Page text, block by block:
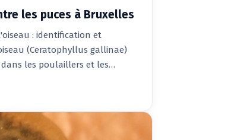
les puces à Bruxelles
: identification et
(Ceratophyllus gallinae)
les poulaillers et les…